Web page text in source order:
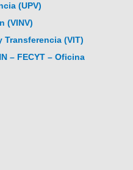
(UPV)
(VINV)
(VIT)
– FECYT – Oficina